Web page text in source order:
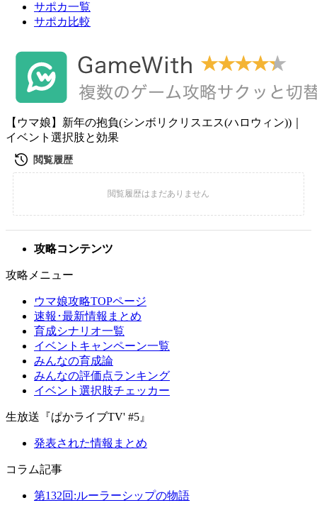
サポカ一覧
サポカ比較
【ウマ娘】新年の抱負(シンボリクリスエス(ハロウィン))｜
イベント選択肢と効果
攻略コンテンツ
攻略メニュー
ウマ娘攻略TOPページ
速報･最新情報まとめ
育成シナリオ一覧
イベントキャンペーン一覧
みんなの育成論
みんなの評価点ランキング
イベント選択肢チェッカー
生放送『ぱかライブTV' #5』
発表された情報まとめ
コラム記事
第132回:ルーラーシップの物語